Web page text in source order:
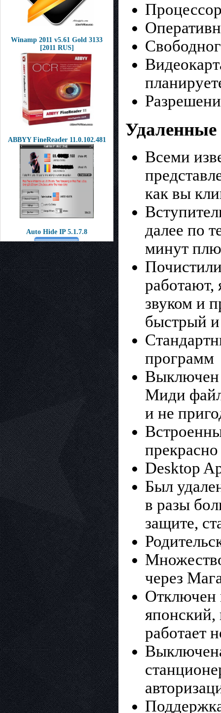
Winamp 2011 v5.61 Gold 3133
[2011 RUS]
ABBYY FineReader 11.0.102.481
Auto Hide IP 5.1.7.8
Всеми
как вы
далее по
минут
работают,
звуком и
быстрый
программ
Выключен
Миди
и не
Desktop
Был
в разы
защите,
через
Отключен
японский,
работает